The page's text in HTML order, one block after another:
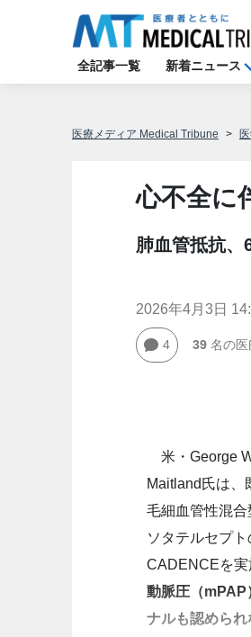
全記事一覧 新着ニュース
医療メディア Medical Tribune
心不全に
肺血管抵抗
2026年4月3日
4 39名の医
米・George
Maitland氏は、
毛細血管性混
ソタテルセプ
CADENCEを実
動脈圧（mPAP
ナルも認められ